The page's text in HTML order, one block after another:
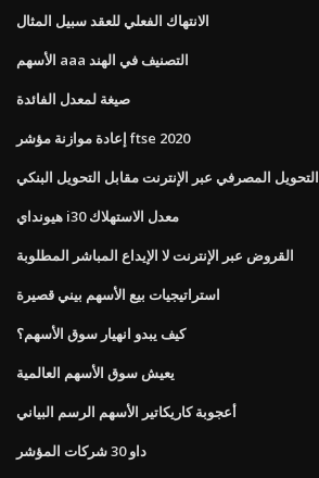
الانتهاك الفعلي للعقد سبيل المثال
الأسهم aaa التصنيف في الهند
صيغة لمعدل الفائدة
إعادة موازنة مؤشر ftse 2020
التحويل المصرفي عبر الإنترنت مقابل التحويل البنكي
هيونداي i30 معدل الاستهلاك
القروض عبر الإنترنت لا الإيداع المباشر المطلوبة
استراتيجيات بيع الأسهم بيني قصيرة
كيف يبدو انهيار سوق الأسهم؟
يعيش سوق الأسهم العالمية
أعجوبة كاريكاتير الأسهم الرسم البياني
داو 30 شركات المؤشر